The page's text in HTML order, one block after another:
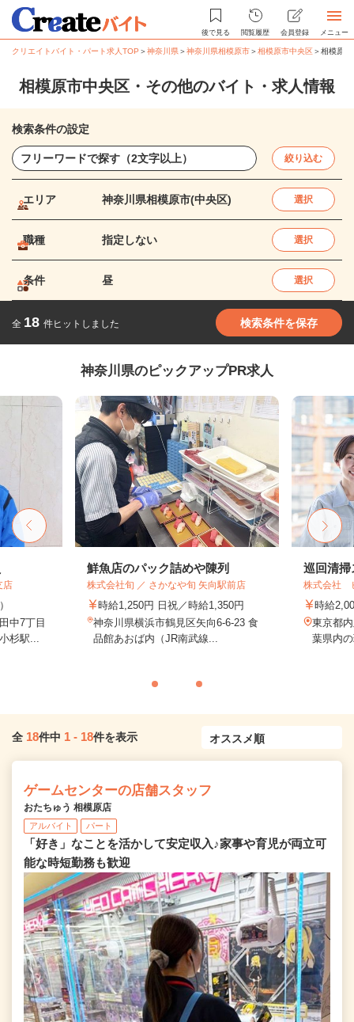
後で見る 閲覧履歴 会員登録 メニュー
クリエイトバイト・パート求人TOP ＞神奈川県＞神奈川県相模原市＞相模原市中央区＞相模原
相模原市中央区・その他のバイト・求人情報
検索条件の設定
絞り込む
エリア 神奈川県相模原市(中央区) 選択
職種 指定しない 選択
条件 昼 選択
全 18 件ヒットしました 検索条件を保存
神奈川県のピックアップPR求人
店
中7丁目
杉駅...
鮮魚店のパック詰めや陳列
株式会社旬 ／ さかなや旬 矢向駅前店
時給1,250円 日祝／時給1,350円
神奈川県横浜市鶴見区矢向6-6-23 食
品館あおば内（JR南武線...
巡回清掃
株式会社
時給
東京都
葉県内
全 18件中 1 - 18件を表示
ゲームセンターの店舗スタッフ
おたちゅう 相模原店
アルバイト パート
「好き」なことを活かして安定収入♪家事や育児が両立可
能な時短勤務も歓迎